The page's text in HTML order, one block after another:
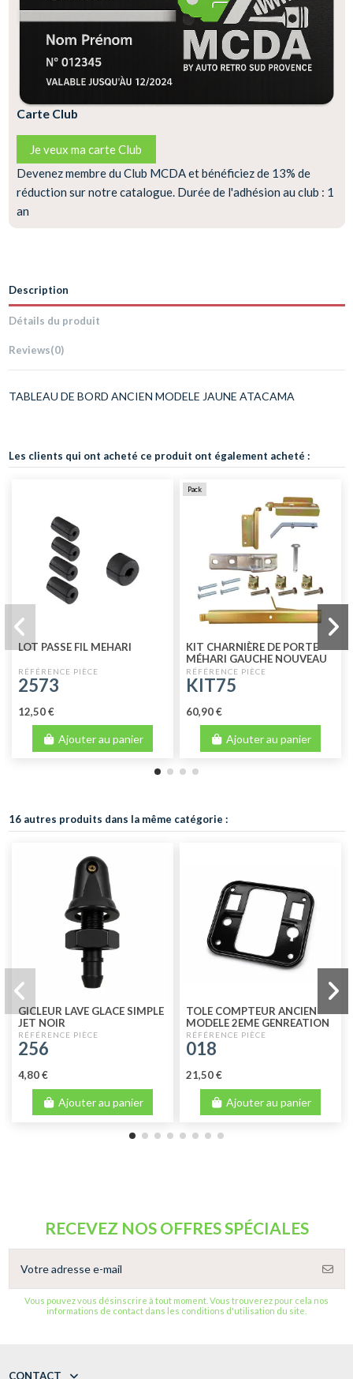
Carte Club
Je veux ma carte Club
Devenez membre du Club MCDA et bénéficiez de 13% de
réduction sur notre catalogue. Durée de l'adhésion au club : 1
an
Description
Détails du produit
Reviews(0)
TABLEAU DE BORD ANCIEN MODELE JAUNE ATACAMA
Les clients qui ont acheté ce produit ont également acheté :
LOT PASSE FIL MEHARI
2573
12,50 €
Ajouter au panier
Pack
KIT CHARNIÈRE DE PORTE
MÉHARI GAUCHE NOUVEAU
MODÈLE
KIT75
60,90 €
Ajouter au panier
16 autres produits dans la même catégorie :
GICLEUR LAVE GLACE SIMPLE
JET NOIR
256
4,80 €
Ajouter au panier
TOLE COMPTEUR ANCIEN
MODELE 2EME GENREATION
018
21,50 €
Ajouter au panier
RECEVEZ NOS OFFRES SPÉCIALES
Vous pouvez vous désinscrire à tout moment. Vous trouverez pour cela nos
informations de contact dans les conditions d'utilisation du site.
CONTACT